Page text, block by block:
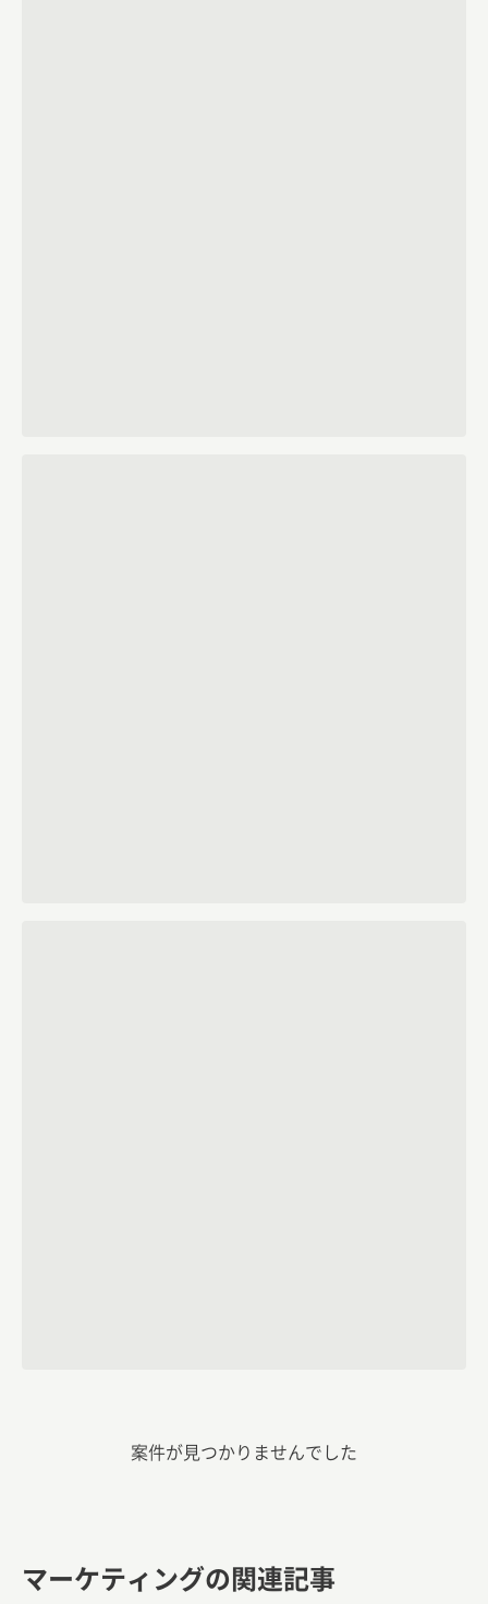
案件が見つかりませんでした
マーケティングの関連記事